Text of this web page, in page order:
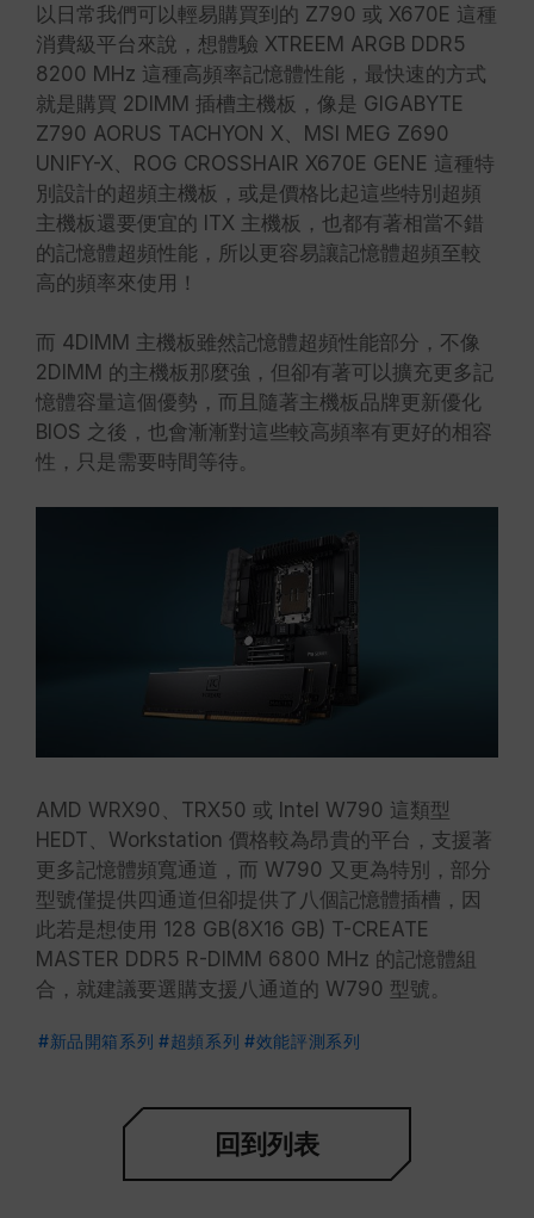
以日常我們可以輕易購買到的 Z790 或 X670E 這種
消費級平台來說，想體驗 XTREEM ARGB DDR5
8200 MHz 這種高頻率記憶體性能，最快速的方式
就是購買 2DIMM 插槽主機板，像是 GIGABYTE
Z790 AORUS TACHYON X、MSI MEG Z690
UNIFY-X、ROG CROSSHAIR X670E GENE 這種特
別設計的超頻主機板，或是價格比起這些特別超頻
主機板還要便宜的 ITX 主機板，也都有著相當不錯
的記憶體超頻性能，所以更容易讓記憶體超頻至較
高的頻率來使用！
而 4DIMM 主機板雖然記憶體超頻性能部分，不像
2DIMM 的主機板那麼強，但卻有著可以擴充更多記
憶體容量這個優勢，而且隨著主機板品牌更新優化
BIOS 之後，也會漸漸對這些較高頻率有更好的相容
性，只是需要時間等待。
AMD WRX90、TRX50 或 Intel W790 這類型
HEDT、Workstation 價格較為昂貴的平台，支援著
更多記憶體頻寬通道，而 W790 又更為特別，部分
型號僅提供四通道但卻提供了八個記憶體插槽，因
此若是想使用 128 GB(8X16 GB) T-CREATE
MASTER DDR5 R-DIMM 6800 MHz 的記憶體組
合，就建議要選購支援八通道的 W790 型號。
#新品開箱系列 #超頻系列 #效能評測系列
回到列表